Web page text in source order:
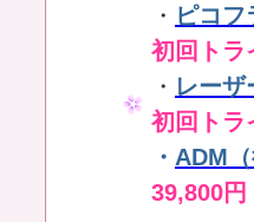
・ ピコ
初回トラ
・ レー
初回トラ
・ ADM
39,800